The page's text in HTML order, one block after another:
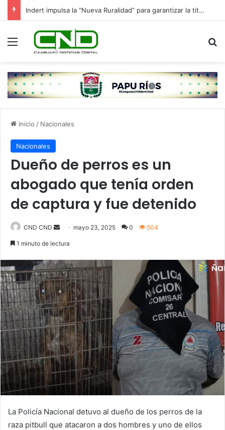
Indert impulsa la “Nueva Ruralidad” para garantizar la titulación de tierras a familias campesinas.
Menú
Inicio / Nacionales
Nacionales
Dueño de perros es un
abogado que tenía orden
de captura y fue detenido
CND CND
a
n
e
m
a
i
l
mayo 23, 2025 0 504
1 minuto de lectura
La Policía Nacional detuvo al dueño de los perros de la
raza pitbull que atacaron a dos hombres y uno de ellos